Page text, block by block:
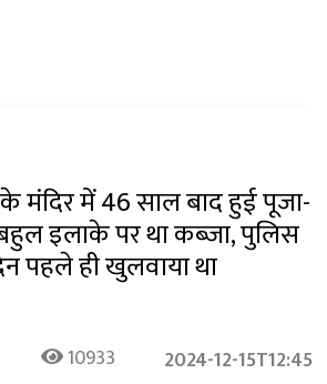
मंदिर में 46 साल बाद हुई पूजा-
इलाके पर था कब्जा, पुलिस
पहले ही खुलवाया था
10933 2024-12-15T12:45